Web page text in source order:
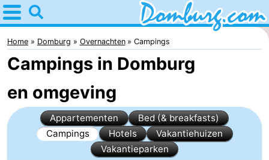
Home
Domburg
Tips
Voor
kinderen
Webcam
Home Domburg Overnachten Campings
Campings in Domburg
en omgeving
Appartementen
Bed (& breakfasts)
Campings
Hotels
Vakantiehuizen
Vakantieparken